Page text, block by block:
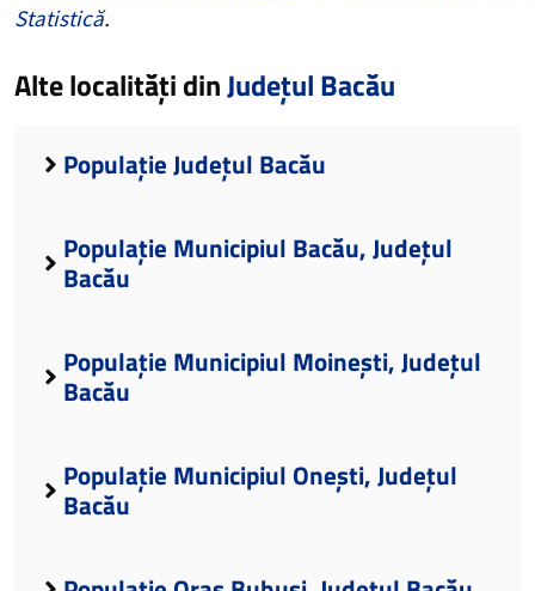
Statistică.
Alte localități dinJudețul Bacău
Populație Județul Bacău
Populație Municipiul Bacău, Județul
Bacău
Populație Municipiul Moinești, Județul
Bacău
Populație Municipiul Onești, Județul
Bacău